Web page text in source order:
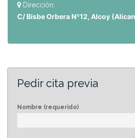
Dirección:
C/ Bisbe Orbera Nº12, Alcoy
Pedir cita previa
Nombre (requerido)